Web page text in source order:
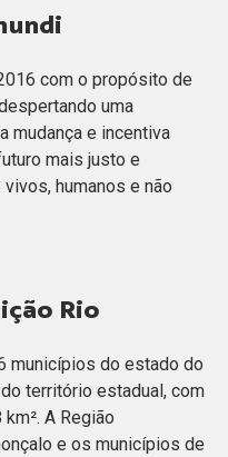
com o propósito de
uma
mudança e incentiva
mais justo e
humanos e não
Rio
municípios do estado do
território estadual, com
A Região
e os municípios de